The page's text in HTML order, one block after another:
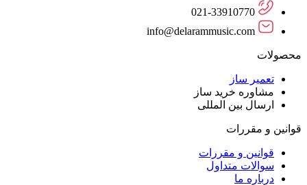
021-33910770
info@delarammusic.com
محصولات
تعمیر ساز
مشاوره خرید ساز
ارسال بین المللی
قوانین و مقررات
قوانین و مقررات
سوالات متداول
درباره ما